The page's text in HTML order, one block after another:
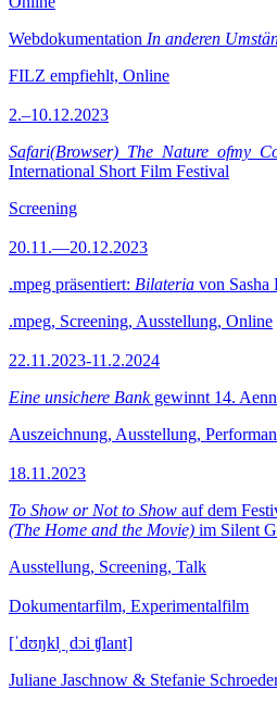
Webdokumentation In anderen
FILZ empfiehlt, Online
2.–10.12.2023
International Short Film Festival
Screening
20.11.—20.12.2023
.mpeg präsentiert: Bilateria von
.mpeg, Screening, Ausstellung, Online
22.11.2023-11.2.2024
Eine unsichere Bankgewinnt 14.
Auszeichnung, Ausstellung,
18.11.2023
To Show or Not to Show auf dem
(The Home and the Movie) im Silent
Ausstellung, Screening, Talk
Dokumentarfilm, Experimentalfilm
[ˈdʊŋkl̩ ˌdɔi ʧlant]
Juliane Jaschnow & Stefanie